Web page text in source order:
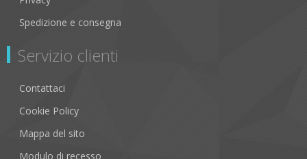
Spedizione e consegna
Servizio clienti
Contattaci
Cookie Policy
Mappa del sito
Modulo di recesso